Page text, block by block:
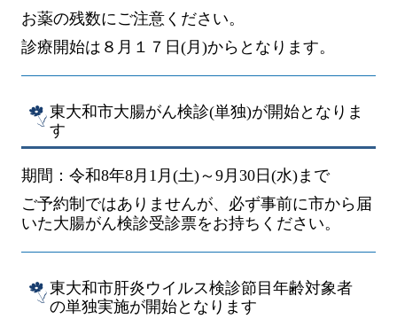
お薬の残数にご注意ください。
診療開始は８月１７日(月)からとなります。
東大和市大腸がん検診(単独)が開始となりま
す
期間：令和8年8月1月(土)～9月30日(水) まで
ご予約制ではありませんが、必ず事前に市から届
いた大腸がん検診受診票をお持ちください。
東大和市肝炎ウイルス検診節目年齢対象者
の単独実施が開始となります